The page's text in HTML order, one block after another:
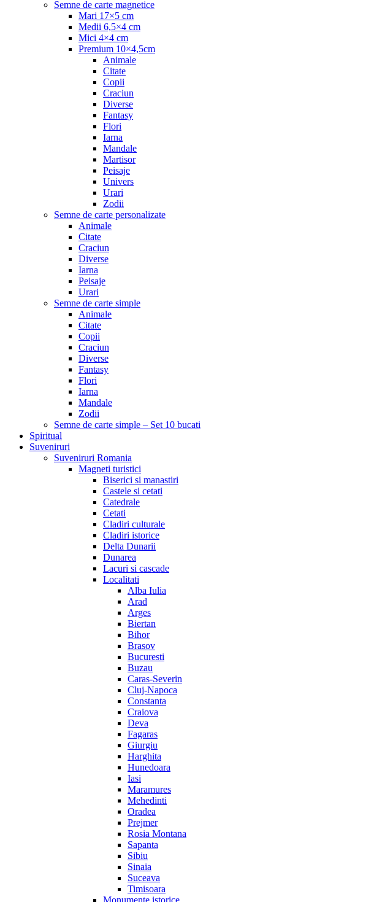
Semne de carte magnetice
Mari 17×5 cm
Medii 6,5×4 cm
Mici 4×4 cm
Premium 10×4,5cm
Animale
Citate
Copii
Craciun
Diverse
Fantasy
Flori
Iarna
Mandale
Martisor
Peisaje
Univers
Urari
Zodii
Semne de carte personalizate
Animale
Citate
Craciun
Diverse
Iarna
Peisaje
Urari
Semne de carte simple
Animale
Citate
Copii
Craciun
Diverse
Fantasy
Flori
Iarna
Mandale
Zodii
Semne de carte simple – Set 10 bucati
Spiritual
Suveniruri
Suveniruri Romania
Magneti turistici
Biserici si manastiri
Castele si cetati
Catedrale
Cetati
Cladiri culturale
Cladiri istorice
Delta Dunarii
Dunarea
Lacuri si cascade
Localitati
Alba Iulia
Arad
Arges
Biertan
Bihor
Brasov
Bucuresti
Buzau
Caras-Severin
Cluj-Napoca
Constanta
Craiova
Deva
Fagaras
Giurgiu
Harghita
Hunedoara
Iasi
Maramures
Mehedinti
Oradea
Prejmer
Rosia Montana
Sapanta
Sibiu
Sinaia
Suceava
Timisoara
Monumente istorice